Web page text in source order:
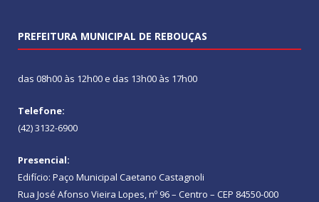
PREFEITURA MUNICIPAL DE REBOUÇAS
das 08h00 às 12h00 e das 13h00 às 17h00
Telefone:
(42) 3132-6900
Presencial:
Edifício: Paço Municipal Caetano Castagnoli
Rua José Afonso Vieira Lopes, nº 96 – Centro – CEP 84550-000